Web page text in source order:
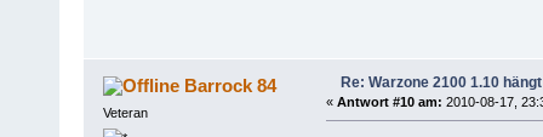
Barrock 84
Veteran
Re: Warzone 2100 1.10 hängt
« Antwort #10 am: 2010-08-17,